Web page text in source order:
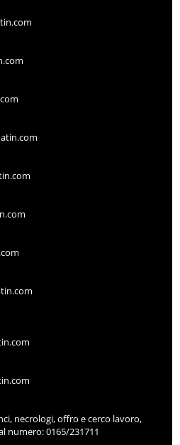
necrologi, offro e cerco lavoro,
numero: 0165/231711